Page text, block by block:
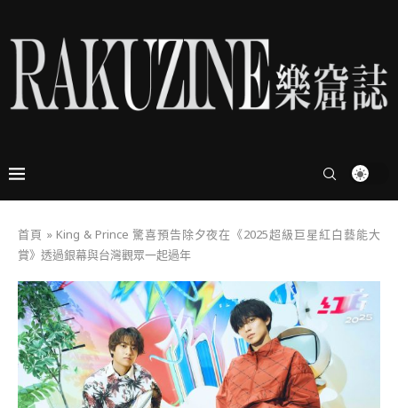
首頁 » King & Prince 驚喜預告除夕夜在《2025超級巨星紅白藝能大
賞》透過銀幕與台灣觀眾一起過年